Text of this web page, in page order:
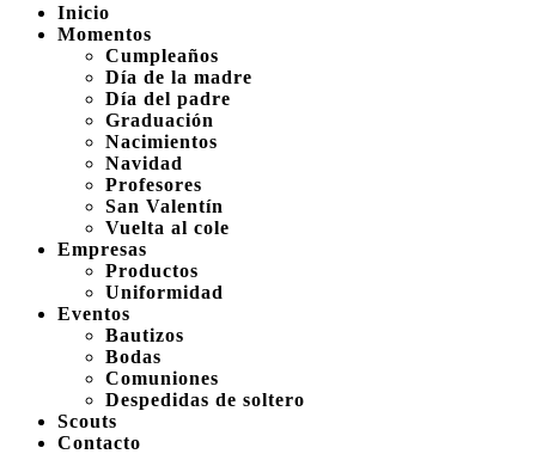
Inicio
Momentos
Cumpleaños
Día de la madre
Día del padre
Graduación
Nacimientos
Navidad
Profesores
San Valentín
Vuelta al cole
Empresas
Productos
Uniformidad
Eventos
Bautizos
Bodas
Comuniones
Despedidas de soltero
Scouts
Contacto